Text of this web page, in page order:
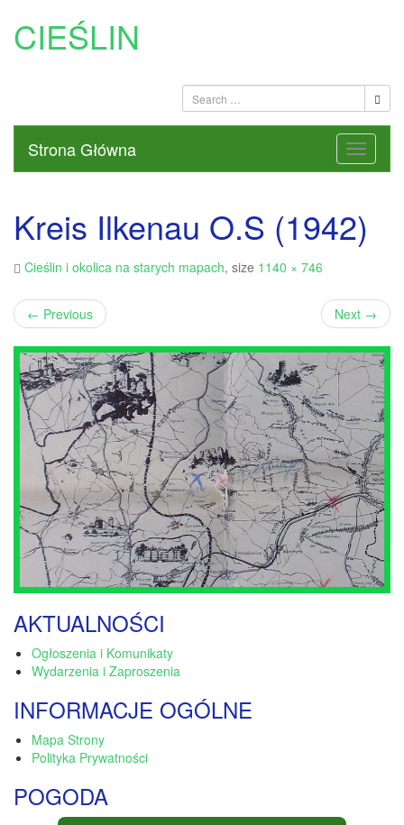
CIEŚLIN
Strona Główna
Kreis Ilkenau O.S (1942)
Cieślin i okolica na starych mapach, size 1140 × 746
← Previous Next →
AKTUALNOŚCI
Ogłoszenia i Komunikaty
Wydarzenia i Zaproszenia
INFORMACJE OGÓLNE
Mapa Strony
Polityka Prywatności
POGODA